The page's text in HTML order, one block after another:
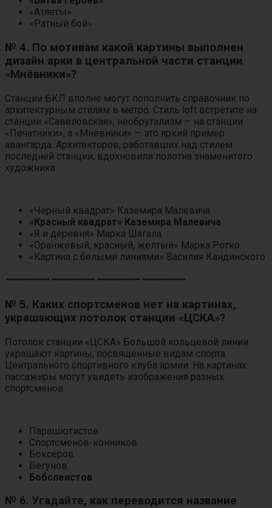
«Атлеты»
«Ратный бой»
№ 4. По мотивам какой картины выполнен
дизайн арки в центральной части станции
«Мнёвники»?
Станции БКЛ вполне могут пополнить справочник по
архитектурным стилям в метро. Стиль loft встретите на
станции «Савёловская», необрутализм — на станции
«Печатники», а «Мнёвники» — это яркий пример
авангарда. Архитекторов, работавших над стилем
последней станции, вдохновили полотна знаменитого
художника.
«Черный квадрат» Каземира Малевича
«Красный квадрат» Каземира Малевича
«Я и деревня» Марка Шагала
«Оранжевый, красный, желтый» Марка Ротко
«Картина с белыми линиями» Василия Кандинского
№ 5. Каких спортсменов нет на картинах,
украшающих потолок станции «ЦСКА»?
Потолок станции «ЦСКА» Большой кольцевой линии
украшают картины, посвященные видам спорта
Центрального спортивного клуба армии. На картинах
пассажиры могут увидеть изображения разных
спортсменов.
Парашютистов
Спортсменов-конников
Боксеров
Бегунов
Бобслеистов
№ 6. Угадайте, как переводится название